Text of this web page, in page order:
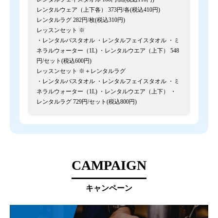
レンタルウェア（上下各） 373円/各(税込410円)
レンタルラグ 282円/枚(税込310円)
レッスンセット ※
・レンタルバスタオル ・レンタルフェイスタオル ・ミ
ネラルウォーター（1L) ・レンタルウエア（上下） 548
円/セット(税込600円)
レッスンセット ※＋レンタルラグ
・レンタルバスタオル ・レンタルフェイスタオル ・ミ
ネラルウォーター（1L) ・レンタルウエア（上下） ・
レンタルラグ 729円/セット(税込800円)
CAMPAIGN
キャンペーン